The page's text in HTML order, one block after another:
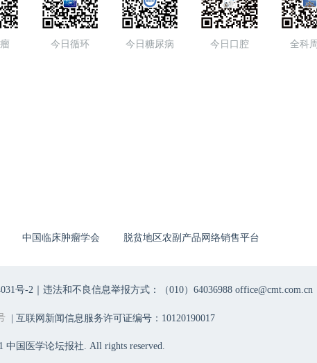
今日循环 今日糖尿病 今日口腔 全科
中国临床肿瘤学会 脱贫地区农副产品网络销售平台
号-2｜违法和不良信息举报方式：（010）64036988 office@cmt.com.cn
| 互联网新闻信息服务许可证编号：10120190017
中国医学论坛报社. All rights reserved.